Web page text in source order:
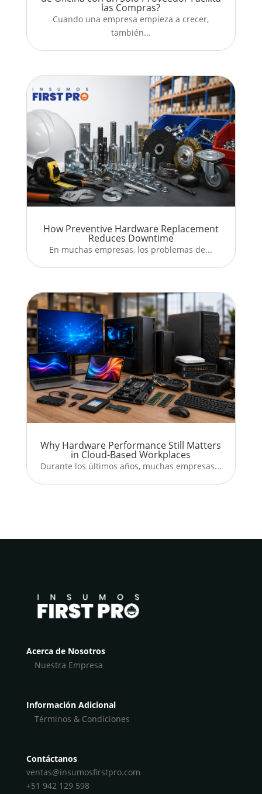
las Compras?
Cuando una empresa empieza a crecer,
también...
How Preventive Hardware Replacement
Reduces Downtime
En muchas empresas, los problemas de...
Why Hardware Performance Still Matters
in Cloud-Based Workplaces
Durante los últimos años, muchas empresas...
Acerca de Nosotros
Nuestra Empresa
Información Adicional
Términos & Condiciones
Contáctanos
ventas@insumosfirstpro.com
+51 942 129 598